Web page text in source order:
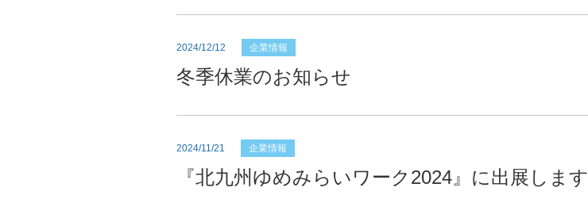
2024/12/12 企業情報
冬季休業のお知らせ
2024/11/21 企業情報
『北九州ゆめみらいワーク2024』に出展します